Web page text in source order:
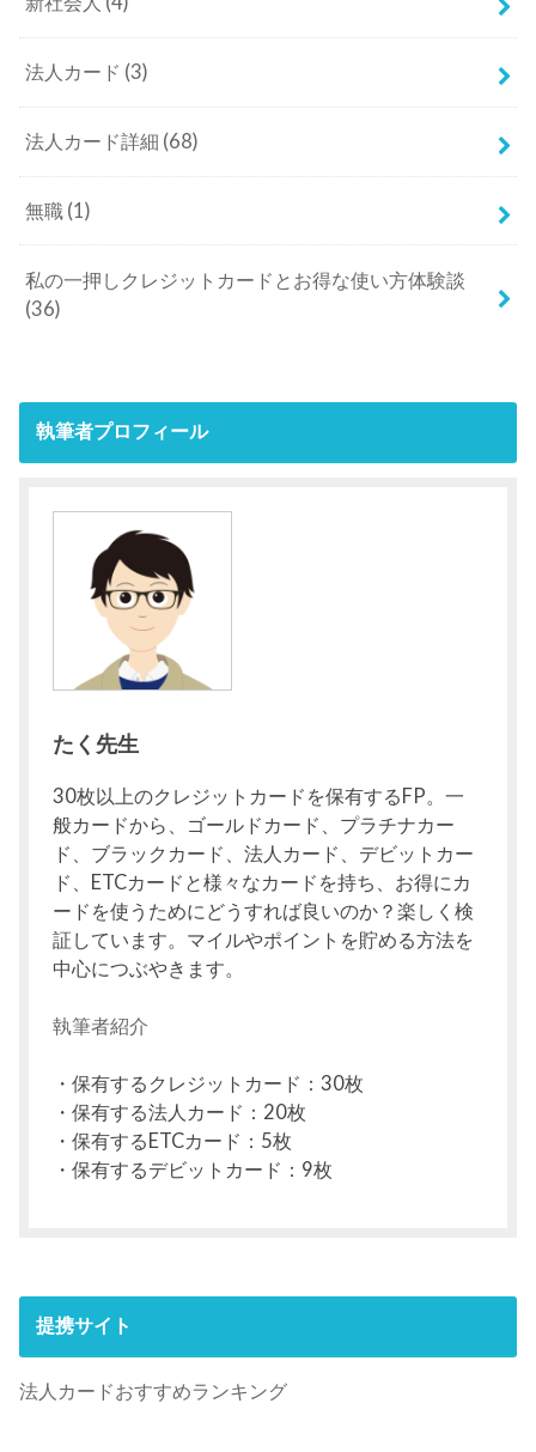
法人カード (3)
法人カード詳細 (68)
無職 (1)
私の一押しクレジットカードとお得な使い方体験談
(36)
執筆者プロフィール
たく先生
30枚以上のクレジットカードを保有するFP。一
般カードから、ゴールドカード、プラチナカー
ド、ブラックカード、法人カード、デビットカー
ド、ETCカードと様々なカードを持ち、お得にカ
ードを使うためにどうすれば良いのか？楽しく検
証しています。マイルやポイントを貯める方法を
中心につぶやきます。
執筆者紹介
・保有するクレジットカード：30枚
・保有する法人カード：20枚
・保有するETCカード：5枚
・保有するデビットカード：9枚
提携サイト
法人カードおすすめランキング